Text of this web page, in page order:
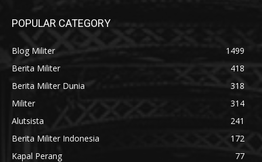
POPULAR CATEGORY
Blog Militer
1499
Berita Militer
418
Berita Militer Dunia
318
Militer
314
Alutsista
241
Berita Militer Indonesia
172
Kapal Perang
77